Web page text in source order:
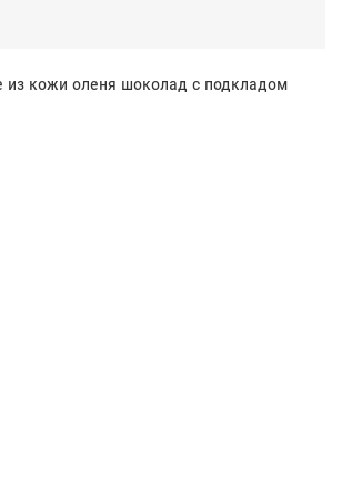
из кожи оленя шоколад с подкладом